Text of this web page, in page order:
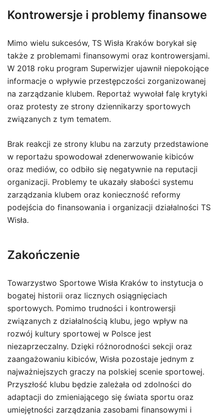
Kontrowersje i problemy finansowe
Mimo wielu sukcesów, TS Wisła Kraków borykał się
także z problemami finansowymi oraz kontrowersjami.
W 2018 roku program Superwizjer ujawnił niepokojące
informacje o wpływie przestępczości zorganizowanej
na zarządzanie klubem. Reportaż wywołał falę krytyki
oraz protesty ze strony dziennikarzy sportowych
związanych z tym tematem.
Brak reakcji ze strony klubu na zarzuty przedstawione
w reportażu spowodował zdenerwowanie kibiców
oraz mediów, co odbiło się negatywnie na reputacji
organizacji. Problemy te ukazały słabości systemu
zarządzania klubem oraz konieczność reformy
podejścia do finansowania i organizacji działalności TS
Wisła.
Zakończenie
Towarzystwo Sportowe Wisła Kraków to instytucja o
bogatej historii oraz licznych osiągnięciach
sportowych. Pomimo trudności i kontrowersji
związanych z działalnością klubu, jego wpływ na
rozwój kultury sportowej w Polsce jest
niezaprzeczalny. Dzięki różnorodności sekcji oraz
zaangażowaniu kibiców, Wisła pozostaje jednym z
najważniejszych graczy na polskiej scenie sportowej.
Przyszłość klubu będzie zależała od zdolności do
adaptacji do zmieniającego się świata sportu oraz
umiejętności zarządzania zasobami finansowymi i